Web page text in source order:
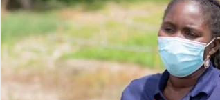
kompetenten Partner, der Sie bei Grant-
und